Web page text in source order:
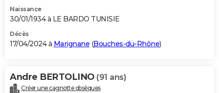
Naissance
30/01/1934 à LE BARDO TUNISIE
Décès
17/04/2024 à Marignane (Bouches-du-Rhône)
Andre BERTOLINO (91 ans)
Créer une cagnotte obsèques